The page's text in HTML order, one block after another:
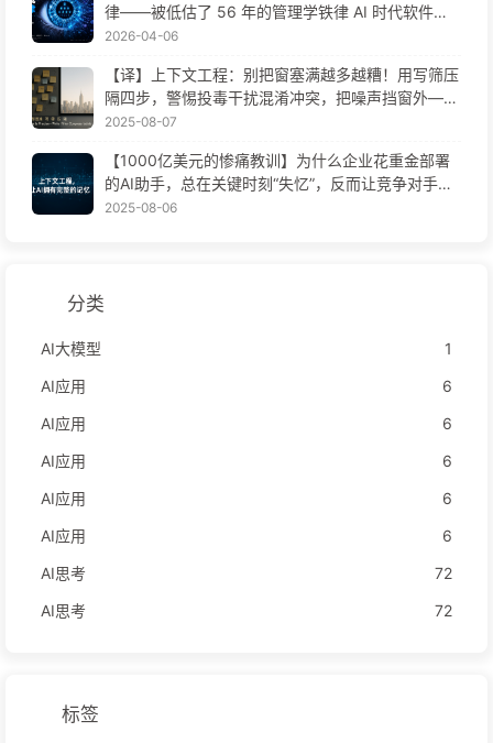
律——被低估了 56 年的管理学铁律 AI 时代软件工
程变革——慢慢学AI171
2026-04-06
【译】上下文工程：别把窗塞满越多越糟！用写筛压
隔四步，警惕投毒干扰混淆冲突，把噪声挡窗外——
慢慢学AI170
2025-08-07
【1000亿美元的惨痛教训】为什么企业花重金部署
的AI助手，总在关键时刻“失忆”，反而让竞争对手实
现90%性能提升？——慢慢学AI169
2025-08-06
分类
AI大模型
1
AI应用
6
AI应用
6
AI应用
6
AI应用
6
AI应用
6
AI思考
72
AI思考
72
标签